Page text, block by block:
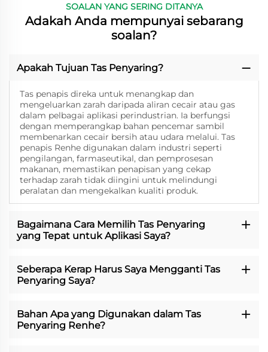
SOALAN YANG SERING DITANYA
Adakah Anda mempunyai sebarang
soalan?
Apakah Tujuan Tas Penyaring?
Tas penapis direka untuk menangkap dan
mengeluarkan zarah daripada aliran cecair atau gas
dalam pelbagai aplikasi perindustrian. Ia berfungsi
dengan memperangkap bahan pencemar sambil
membenarkan cecair bersih atau udara melalui. Tas
penapis Renhe digunakan dalam industri seperti
pengilangan, farmaseutikal, dan pemprosesan
makanan, memastikan penapisan yang cekap
terhadap zarah tidak diingini untuk melindungi
peralatan dan mengekalkan kualiti produk.
Bagaimana Cara Memilih Tas Penyaring
yang Tepat untuk Aplikasi Saya?
Seberapa Kerap Harus Saya Mengganti Tas
Penyaring Saya?
Bahan Apa yang Digunakan dalam Tas
Penyaring Renhe?